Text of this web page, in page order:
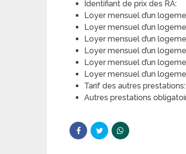
Identifiant de prix des RA:
Loyer mensuel d’un
Loyer mensuel d’un
Loyer mensuel d’un
Loyer mensuel d’un
Loyer mensuel d’un
Loyer mensuel d’un
Tarif des autres prestations:
Autres prestations